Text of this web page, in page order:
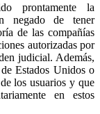
prontamente la
negado de tener
de las compañías
autorizadas por
judicial. Además,
Estados Unidos o
los usuarios y que
en estos